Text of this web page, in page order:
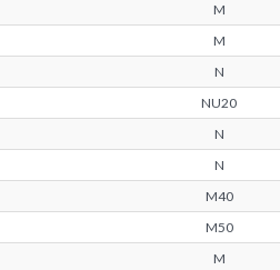
M
M
N
NU20
N
N
M40
M50
M